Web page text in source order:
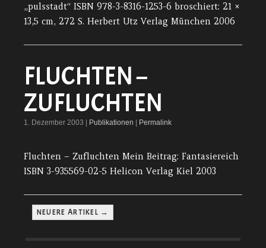
„pulsstadt“ ISBN 978-3-8316-1253-6 broschiert: 21 ×
13,5 cm, 272 S. Herbert Utz Verlag München 2006
FLUCHTEN –
ZUFLUCHTEN
1. Dezember 2003 | Publikationen Permalink
Fluchten – Zufluchten Mein Beitrag: Fantasiereich
ISBN 3-935569-02-5 Helicon Verlag Kiel 2003
NEUERE ARTIKEL →